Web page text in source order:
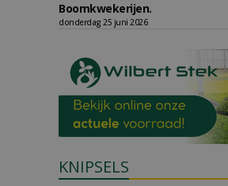
Boomkwekerijen.
donderdag 25 juni 2026
KNIPSELS